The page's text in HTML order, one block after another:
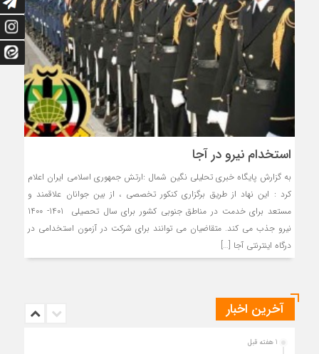
استخدام نیرو در آجا
به گزارش پایگاه خبری تحلیلی نگین شمال :ارتش جمهوری اسلامی ایران اعلام
کرد : این نهاد از طریق برگزاری کنکور تخصصی ، از بین جوانان علاقمند و
مستعد برای خدمت در مناطق جنوبی کشور برای سال تحصیلی 1401- 1400
نیرو جذب می کند. متقاضیان می توانند برای شرکت در آزمون استخدامی در
درگاه اینترنتی آجا […]
آخرین اخبار
1 هفته قبل